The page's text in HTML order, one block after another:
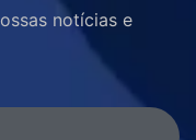
notícias e